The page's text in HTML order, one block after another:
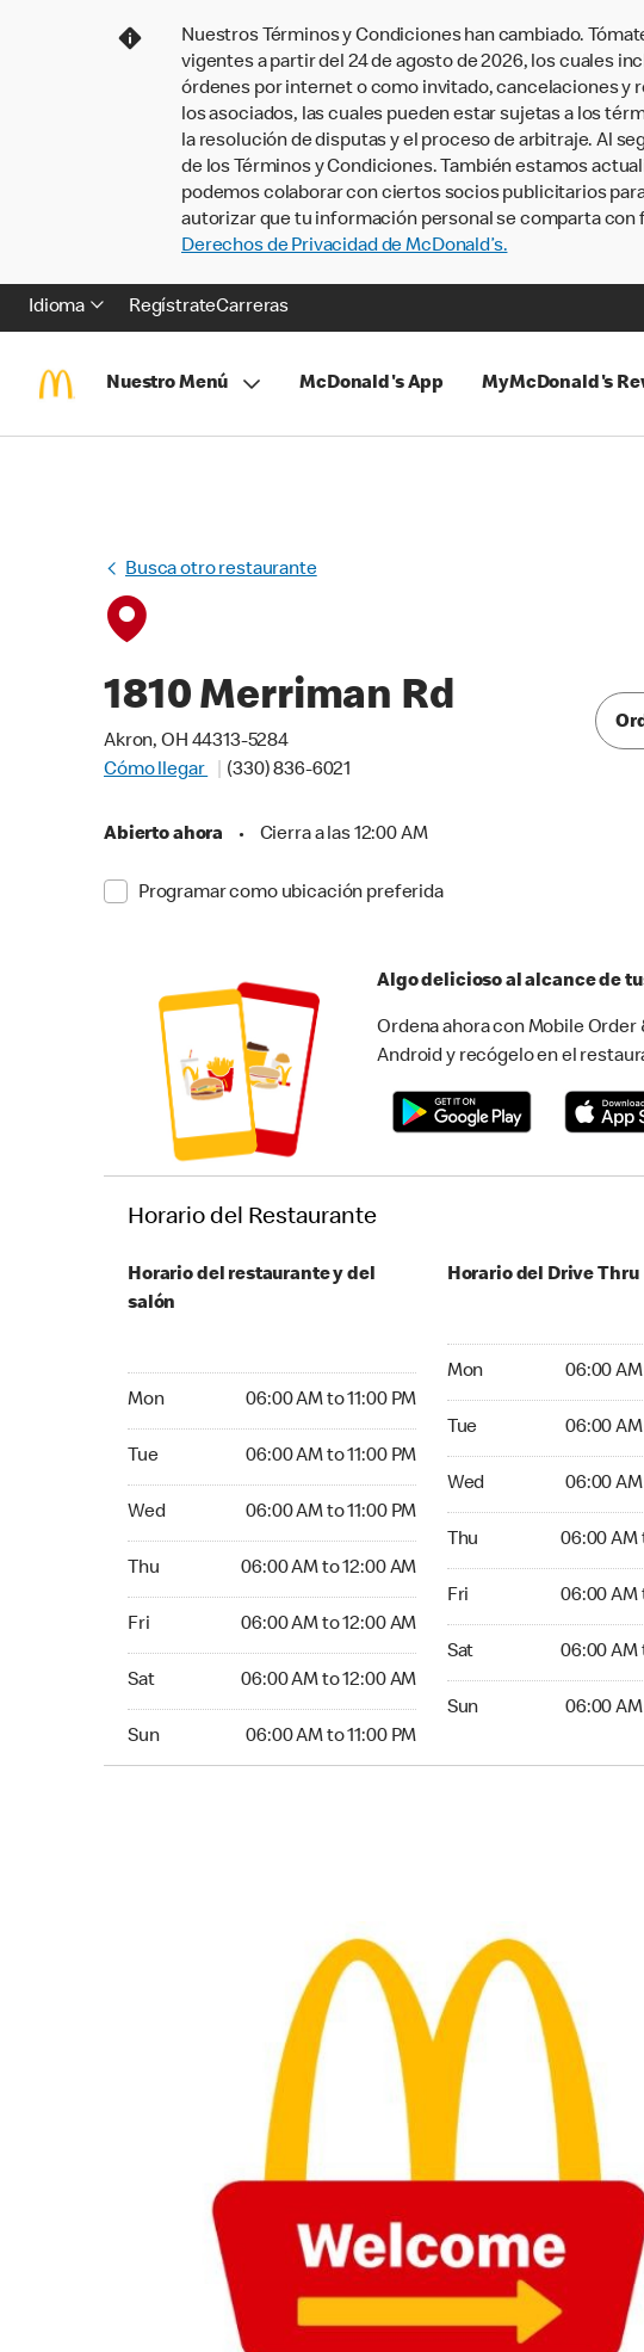
Nuestros Términos y Condiciones han cambiado.
vigentes a partir del 24 de agosto de 2026, los cuales
órdenes por internet o como invitado, cancelaciones y
los asociados, las cuales pueden estar sujetas a los
la resolución de disputas y el proceso de arbitraje. Al
de los Términos y Condiciones. También estamos
podemos colaborar con ciertos socios publicitarios
autorizar que tu información personal se comparta
Derechos de Privacidad de McDonald’s.
Idioma RegístrateCarreras
Nuestro Menú McDonald's App MyMcDonald's
Busca otro restaurante
1810 Merriman Rd
Akron, OH 44313-5284
Cómo llegar
(330) 836-6021
Abierto ahora • Cierra a las 12:00 AM
Programar como ubicación preferida
Algo delicioso al alcance de
Ordena ahora con Mobile Order
Android y recógelo en el
Horario del Restaurante
Horario del restaurante y del
salón
Mon 06:00 AM to 11:00 PM
Tue 06:00 AM to 11:00 PM
Wed 06:00 AM to 11:00 PM
Thu 06:00 AM to 12:00 AM
Fri 06:00 AM to 12:00 AM
Sat 06:00 AM to 12:00 AM
Sun 06:00 AM to 11:00 PM
Horario del Drive Thru
Mon 06:00 AM
Tue 06:00 AM
Wed 06:00 AM
Thu 06:00 AM
Fri 06:00 AM
Sat 06:00 AM
Sun 06:00 AM